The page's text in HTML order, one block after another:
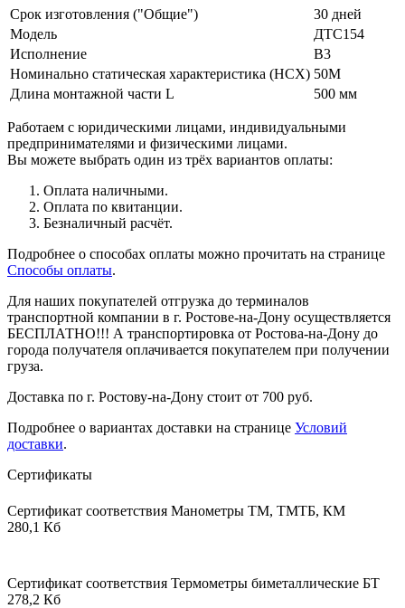
Срок изготовления ("Общие")
30 дней
Модель
ДТС154
Исполнение
В3
Номинально статическая характеристика (НСХ) 50М
Длина монтажной части L
500 мм
Работаем с юридическими лицами, индивидуальными
предпринимателями и физическими лицами.
Вы можете выбрать один из трёх вариантов оплаты:
Оплата наличными.
Оплата по квитанции.
Безналичный расчёт.
Подробнее о способах оплаты можно прочитать на странице
Способы оплаты.
Для наших покупателей отгрузка до терминалов
транспортной компании в г. Ростове-на-Дону осуществляется
БЕСПЛАТНО!!! А транспортировка от Ростова-на-Дону до
города получателя оплачивается покупателем при получении
груза.
Доставка по г. Ростову-на-Дону стоит от 700 руб.
Подробнее о вариантах доставки на странице Условий
доставки.
Сертификаты
Сертификат соответствия Манометры ТМ, ТМТБ, КМ
280,1 Кб
Сертификат соответствия Термометры биметаллические БТ
278,2 Кб